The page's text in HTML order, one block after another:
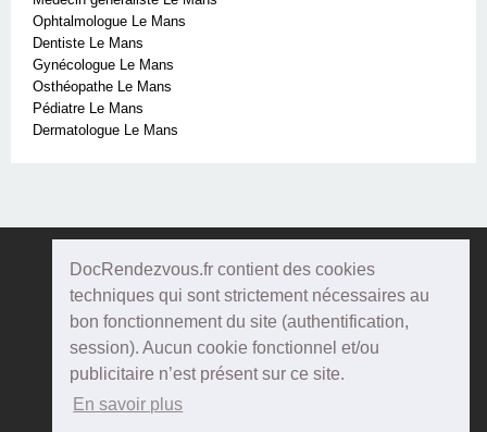
DocRendezvous.fr contient des cookies
techniques qui sont strictement nécessaires au
bon fonctionnement du site (authentification,
session). Aucun cookie fonctionnel et/ou
publicitaire n’est présent sur ce site.
En savoir plus
Ophtalmologue Le Mans
Dentiste Le Mans
Gynécologue Le Mans
Osthéopathe Le Mans
Pédiatre Le Mans
Dermatologue Le Mans
DocRendezvous
Qui sommes-nous ?
Conditions Générales d'utilisation